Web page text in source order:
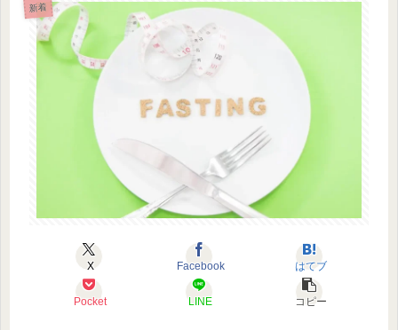
新着
X Facebook はてブ
Pocket LINE コピー